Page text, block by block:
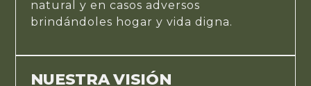
natural y en casos adversos
brindándoles hogar y vida digna.
NUESTRA VISIÓN